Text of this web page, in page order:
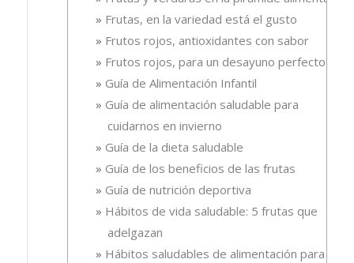
Frutas, en la variedad está el gusto
Frutos rojos, antioxidantes con sabor
Frutos rojos, para un desayuno perfecto
Guía de Alimentación Infantil
Guía de alimentación saludable para
cuidarnos en invierno
Guía de la dieta saludable
Guía de los beneficios de las frutas
Guía de nutrición deportiva
Hábitos de vida saludable: 5 frutas que
adelgazan
Hábitos saludables de alimentación para el